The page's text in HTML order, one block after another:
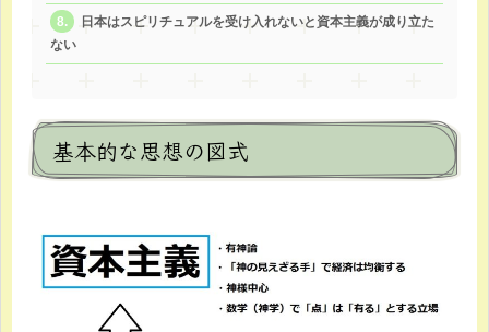
日本はスピリチュアルを受け入れないと資本主義が成り立た
ない
基本的な思想の図式